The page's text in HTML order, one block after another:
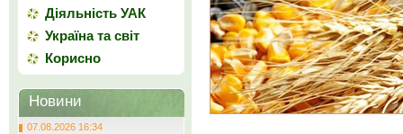
Діяльність УАК
Україна та світ
Корисно
Новини
07.08.2026 16:34